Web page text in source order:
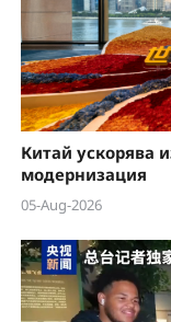
Китай ускорява
модернизация
05-Aug-2026